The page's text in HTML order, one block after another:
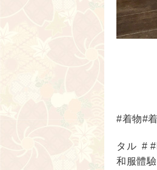
#着物#
タル #
和服體